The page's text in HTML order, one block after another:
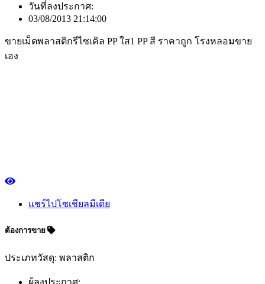
วันที่ลงประกาศ:
03/08/2013 21:14:00
ขายเม็ดพลาสติกรีไซเคิล PP ใส1 PP สี ราคาถูก โรงหลอมขาย
เอง
แชร์ไปโซเชียลมีเดีย
ต้องการขาย
ประเภทวัสดุ: พลาสติก
ผู้ลงประกาศ: